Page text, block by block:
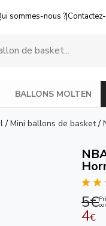
sommes-nous ?|
BALLONS MOLTEN
/ Mini ballons de basket/
5€
4€